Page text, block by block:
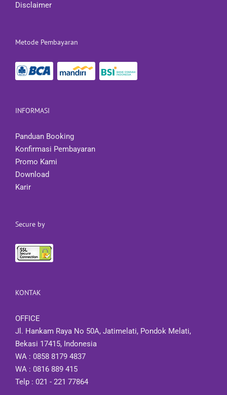
Disclaimer
Metode Pembayaran
INFORMASI
Panduan Booking
Konfirmasi Pembayaran
Promo Kami
Download
Karir
Secure by
KONTAK
OFFICE
Jl. Hankam Raya No 50A, Jatimelati, Pondok Melati,
Bekasi 17415, Indonesia
WA : 0858 8179 4837
WA : 0816 889 415
Telp : 021 - 221 77864